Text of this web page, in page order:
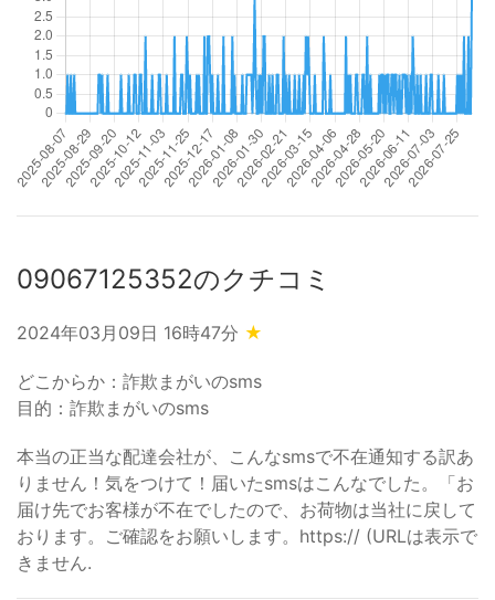
09067125352のクチコミ
2024年03月09日 16時47分 ★
どこからか：詐欺まがいのsms
目的：詐欺まがいのsms
本当の正当な配達会社が、こんなsmsで不在通知する訳あ
りません！気をつけて！届いたsmsはこんなでした。「お
届け先でお客様が不在でしたので、お荷物は当社に戻して
おります。ご確認をお願いします。https:// (URLは表示で
きません.